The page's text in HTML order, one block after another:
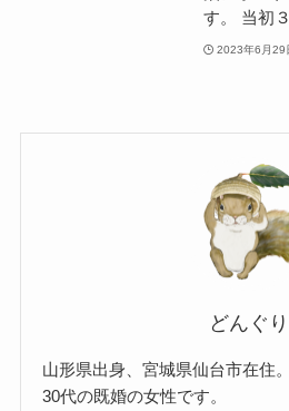
す。 当初
2023年6月29
どんぐり
山形県出身、宮城県仙台市在住。
30代の既婚の女性です。